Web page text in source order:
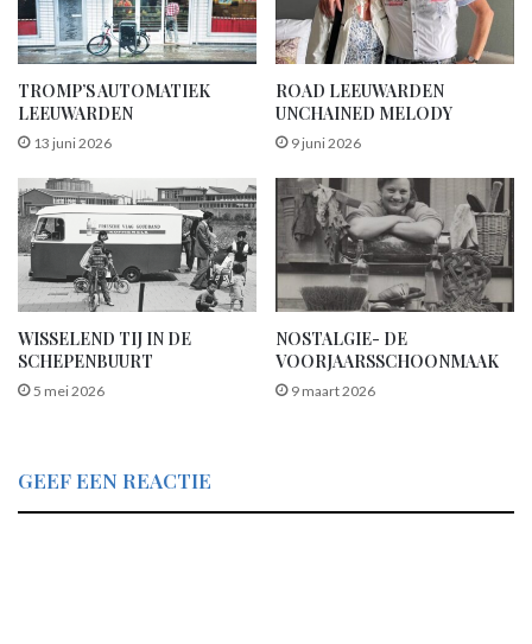
TROMP’S AUTOMATIEK
LEEUWARDEN
13 juni 2026
ROAD LEEUWARDEN
UNCHAINED MELODY
9 juni 2026
WISSELEND TIJ IN DE
SCHEPENBUURT
5 mei 2026
NOSTALGIE- DE
VOORJAARSSCHOONMAAK
9 maart 2026
GEEF EEN REACTIE